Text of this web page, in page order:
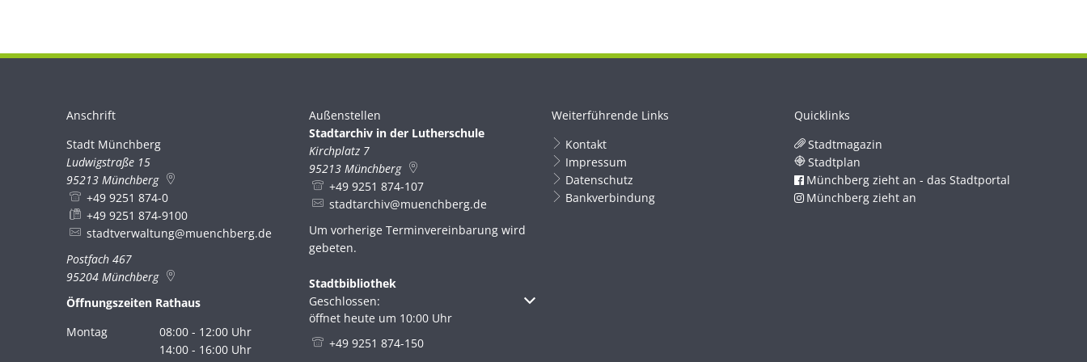
Anschrift
Stadt Münchberg
Ludwigstraße 15
95213 Münchberg
+49 9251 874-0
+49 9251 874-9100
stadtverwaltung@muenchberg.de
Postfach 467
95204 Münchberg
Öffnungszeiten Rathaus
Montag
08:00 - 12:00 Uhr
Von 08:00 bis 12:00 Uhr
14:00 - 16:00 Uhr
Außenstellen
Stadtarchiv in der Lutherschule
Kirchplatz 7
95213 Münchberg
+49 9251 874-107
stadtarchiv@muenchberg.de
Um vorherige Terminvereinbarung wird
gebeten.
Stadtbibliothek
Klicken, um weitere Öffnungs- oder Schließzeiten auszublenden
Geschlossen:
öffnet heute um 10:00 Uhr
+49 9251 874-150
Weiterführende Links
Kontakt
Impressum
Datenschutz
Bankverbindung
Quicklinks
Stadtmagazin
Stadtplan
Münchberg zieht an - das Stadtportal
Münchberg zieht an